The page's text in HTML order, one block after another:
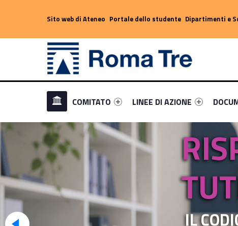
Primary MenuLink identifier #link-menu-primary-71591-1
COMITATO
Link identifier #link-menu-
LINEE DI AZIONE
Link
Header info sidebar
Sito web di Ateneo Portale dello studente Dipartimenti e
IL